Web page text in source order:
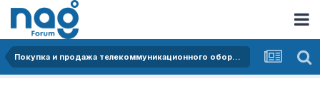
Покупка и продажа телекоммуникационного оборудования